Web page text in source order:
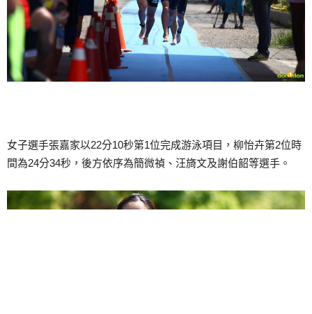
女子選手張嘉家以22分10秒第1位完成游泳項目，柳怡卉第2位時
間為24分34秒，後方依序為簡微禎、汪旖文及謝伯韶等選手。